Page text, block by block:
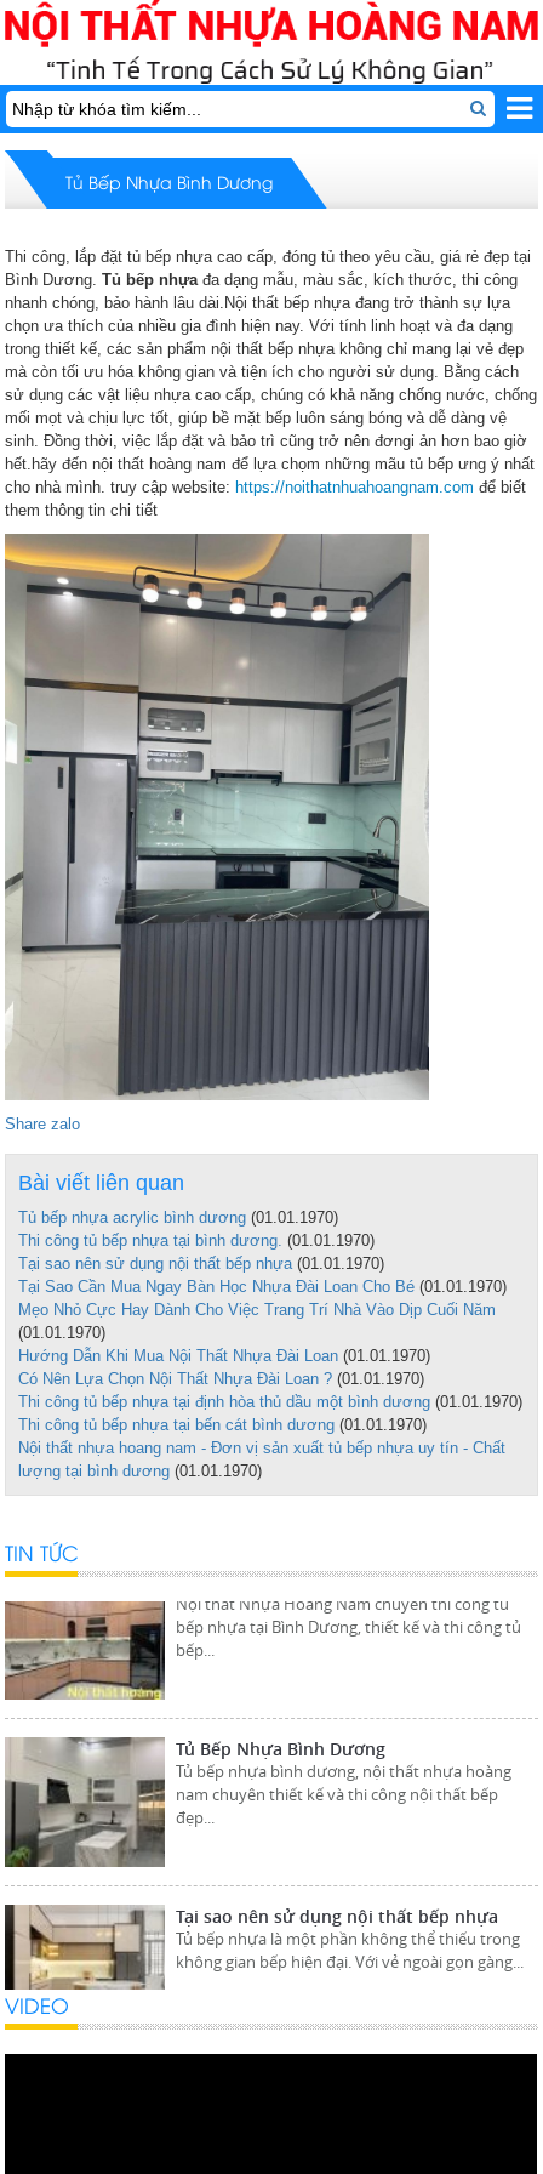
Tủ Bếp Nhựa Bình Dương
Thi công, lắp đặt tủ bếp nhựa cao cấp, đóng tủ theo yêu cầu, giá rẻ đẹp tại
Bình Dương. Tủ bếp nhựađa dạng mẫu, màu sắc, kích thước, thi công
nhanh chóng, bảo hành lâu dài. Nội thất bếp nhựa đang trở thành sự lựa
chọn ưa thích của nhiều gia đình hiện nay. Với tính linh hoạt và đa dạng
trong thiết kế, các sản phẩm nội thất bếp nhựa không chỉ mang lại vẻ đẹp
mà còn tối ưu hóa không gian và tiện ích cho người sử dụng. Bằng cách
sử dụng các vật liệu nhựa cao cấp, chúng có khả năng chống nước, chống
mối mọt và chịu lực tốt, giúp bề mặt bếp luôn sáng bóng và dễ dàng vệ
sinh. Đồng thời, việc lắp đặt và bảo trì cũng trở nên đơngi ản hơn bao giờ
hết.hãy đến nội thất hoàng nam để lựa chọm những mãu tủ bếp ưng ý nhất
cho nhà mình. truy cập website: https://noithatnhuahoangnam.com để biết
them thông tin chi tiết
Share zalo
Bài viết liên quan
Tủ bếp nhựa acrylic bình dương (01.01.1970)
Thi công tủ bếp nhựa tại bình dương. (01.01.1970)
Tại sao nên sử dụng nội thất bếp nhựa(01.01.1970)
Tại Sao Cần Mua Ngay Bàn Học Nhựa Đài Loan Cho Bé (01.01.1970)
Mẹo Nhỏ Cực Hay Dành Cho Việc Trang Trí Nhà Vào Dịp Cuối Năm
(01.01.1970)
Hướng Dẫn Khi Mua Nội Thất Nhựa Đài Loan (01.01.1970)
Có Nên Lựa Chọn Nội Thất Nhựa Đài Loan ? (01.01.1970)
Thi công tủ bếp nhựa tại định hòa thủ dầu một bình dương (01.01.1970)
Thi công tủ bếp nhựa tại bến cát bình dương (01.01.1970)
Nội thất nhựa hoang nam - Đơn vị sản xuất tủ bếp nhựa uy tín - Chất
lượng tại bình dương(01.01.1970)
TIN TỨC
Tủ bếp nhựa acrylic bình dương
Tủ bếp nhựa bình dương, nội thất nhựa hoàng
nam chuyên thiết kế và thi công nội thất bếp
đẹp...
Thi công tủ bếp nhựa tại bình dương.
bếp nhựa tại Bình Dương, thiết kế và thi công tủ
bếp...
Tủ Bếp Nhựa Bình Dương
Tủ bếp nhựa bình dương, nội thất nhựa hoàng
nam chuyên thiết kế và thi công nội thất bếp
đẹp...
Tại sao nên sử dụng nội thất bếp nhựa
Tủ bếp nhựa là một phần không thể thiếu trong
không gian bếp hiện đại. Với vẻ ngoài gọn gàng...
VIDEO